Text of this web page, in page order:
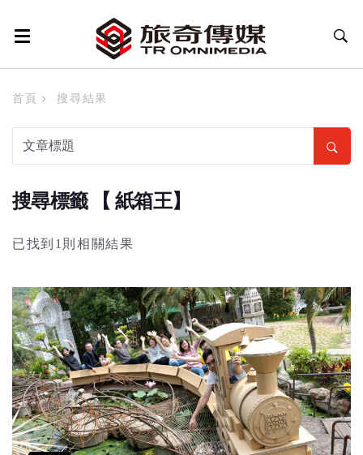
首頁 搜尋結果
搜尋標籤 【 紙箱王】
已找到1則相關結果